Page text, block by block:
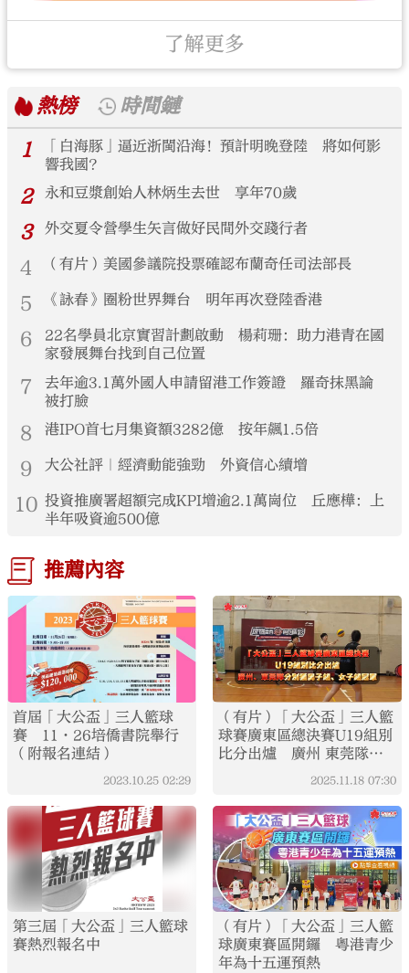
了解更多
熱榜
時間鏈
1
「白海豚」逼近浙閩沿海！預計明晚登陸 將如何影
響我國？
2 永和豆漿創始人林炳生去世 享年70歲
3 外交夏令營學生矢言做好民間外交踐行者
4 （有片）美國參議院投票確認布蘭奇任司法部長
5 《詠春》圈粉世界舞台 明年再次登陸香港
6
22名學員北京實習計劃啟動 楊莉珊：助力港青在國
家發展舞台找到自己位置
7
去年逾3.1萬外國人申請留港工作簽證 羅奇抹黑論
被打臉
8 港IPO首七月集資額3282億 按年飆1.5倍
9 大公社評｜經濟動能強勁 外資信心續增
10 投資推廣署超額完成KPI增逾2.1萬崗位 丘應樺：上
半年吸資逾500億
推薦內容
首屆「大公盃」三人籃球
賽 11·26培僑書院舉行
（附報名連結）
2023.10.25 02:29
（有片）「大公盃」三人籃
球賽廣東區總決賽U19組別
比分出爐 廣州 東莞隊分
2025.11.18 07:30
第三屆「大公盃」三人籃球
賽熱烈報名中
（有片）「大公盃」三人籃
球廣東賽區開鑼 粵港青少
年為十五運預熱